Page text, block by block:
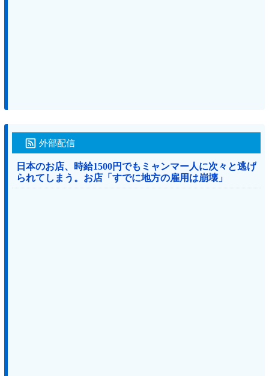
外部配信
日本のお店、時給1500円でもミャンマー人に次々と逃げ
られてしまう。お店「すでに地方の雇用は崩壊」